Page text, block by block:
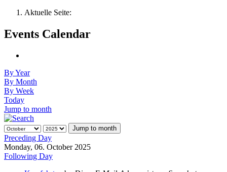
Aktuelle Seite:
Events Calendar
By Year
By Month
By Week
Today
Jump to month
Jump to month
Preceding Day
Monday, 06. October 2025
Following Day